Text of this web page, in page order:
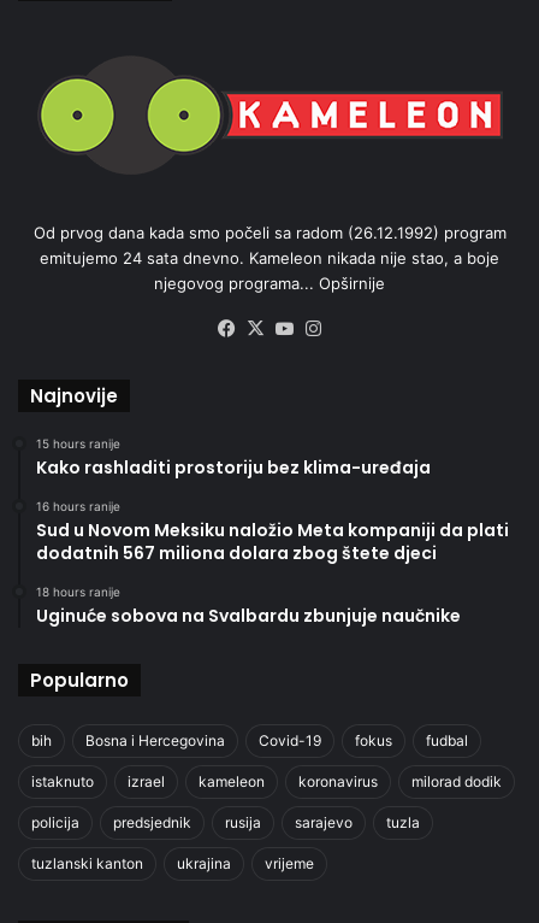
Od prvog dana kada smo počeli sa radom (26.12.1992) program
emitujemo 24 sata dnevno. Kameleon nikada nije stao, a boje
njegovog programa... Opširnije
Facebook
X YouTube
Najnovije
15 hours ranije
Kako rashladiti prostoriju bez klima-uređaja
16 hours ranije
Sud u Novom Meksiku naložio Meta kompaniji da plati
dodatnih 567 miliona dolara zbog štete djeci
18 hours ranije
Uginuće sobova na Svalbardu zbunjuje naučnike
Popularno
bih Bosna i Hercegovina Covid-19 fokus fudbal
istaknuto izrael kameleon koronavirus milorad dodik
policija predsjednik rusija sarajevo tuzla
tuzlanski kanton ukrajina vrijeme